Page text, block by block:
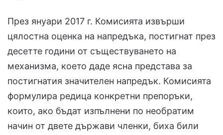
През януари 2017 г. Комисията извърши
цялостна оценка на напредъка, постигнат през
десетте години от съществуването на
механизма, което даде ясна представа за
постигнатия значителен напредък. Комисията
формулира редица конкретни препоръки,
които, ако бъдат изпълнени по необратим
начин от двете държави членки, биха били